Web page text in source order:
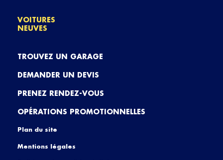
VOITURES
NEUVES
TROUVEZ UN GARAGE
DEMANDER UN DEVIS
PRENEZ RENDEZ-VOUS
OPÉRATIONS PROMOTIONNELLES
Plan du site
Mentions légales